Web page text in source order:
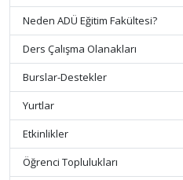
Neden ADÜ Eğitim Fakültesi?
Ders Çalışma Olanakları
Burslar-Destekler
Yurtlar
Etkinlikler
Öğrenci Toplulukları